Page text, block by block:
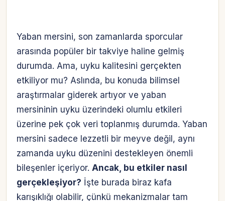
Yaban mersini, son zamanlarda sporcular
arasında popüler bir takviye haline gelmiş
durumda. Ama, uyku kalitesini gerçekten
etkiliyor mu? Aslında, bu konuda bilimsel
araştırmalar giderek artıyor ve yaban
mersininin uyku üzerindeki olumlu etkileri
üzerine pek çok veri toplanmış durumda. Yaban
mersini sadece lezzetli bir meyve değil, aynı
zamanda uyku düzenini destekleyen önemli
bileşenler içeriyor. Ancak, bu etkiler nasıl
gerçekleşiyor? İşte burada biraz kafa
karışıklığı olabilir, çünkü mekanizmalar tam